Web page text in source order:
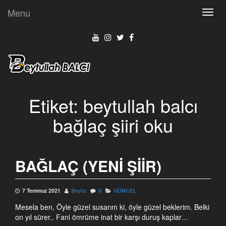
Menu
Etiket: beytullah balcı
bağlaç şiiri oku
BAĞLAÇ (YENI ŞIIR)
7 Temmuz 2021 Beytu 0 GÜNCEL
Mesela ben, Öyle güzel susarım ki, öyle güzel beklerim. Belki
on yıl sürer.. Fani ömrüme inat bir karşı duruş kaplar…